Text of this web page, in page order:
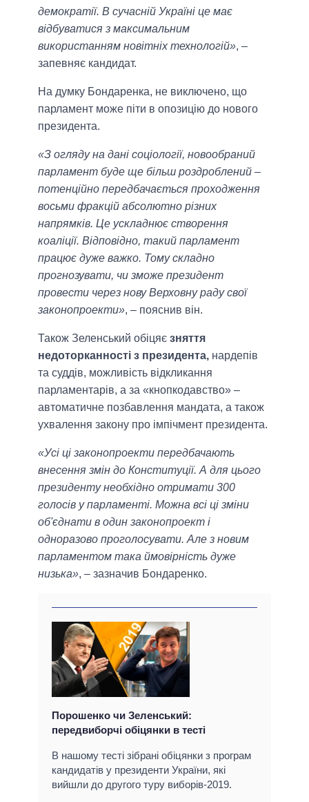
демократії. В сучасній Україні це має
відбуватися з максимальним
використанням новітніх технологій», –
запевняє кандидат.
На думку Бондаренка, не виключено, що
парламент може піти в опозицію до нового
президента.
«З огляду на дані соціології, новообраний
парламент буде ще більш роздроблений –
потенційно передбачається проходження
восьми фракцій абсолютно різних
напрямків. Це ускладнює створення
коаліції. Відповідно, такий парламент
працює дуже важко. Тому складно
прогнозувати, чи зможе президент
провести через нову Верховну раду свої
законопроекти», – пояснив він.
Також Зеленський обіцяє зняття
недоторканності з президента, нардепів
та суддів, можливість відкликання
парламентарів, а за «кнопкодавство» –
автоматичне позбавлення мандата, а також
ухвалення закону про імпічмент президента.
«Усі ці законопроекти передбачають
внесення змін до Конституції. А для цього
президенту необхідно отримати 300
голосів у парламенті. Можна всі ці зміни
об'єднати в один законопроект і
одноразово проголосувати. Але з новим
парламентом така ймовірність дуже
низька», – зазначив Бондаренко.
Порошенко чи Зеленський:
передвиборчі обіцянки в тесті
В нашому тесті зібрані обіцянки з програм
кандидатів у президенти України, які
вийшли до другого туру виборів-2019.